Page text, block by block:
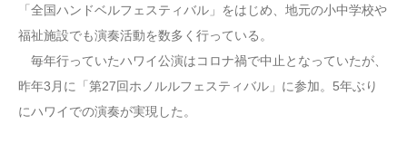
「全国ハンドベルフェスティバル」をはじめ、地元の小中学校や
福祉施設でも演奏活動を数多く行っている。
毎年行っていたハワイ公演はコロナ禍で中止となっていたが、
昨年3月に「第27回ホノルルフェスティバル」に参加。5年ぶり
にハワイでの演奏が実現した。